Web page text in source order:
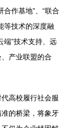
作基地”、“联合
等技术的深度融
端”技术支持、远
产业联盟的合
高校履行社会服
的桥梁，将象牙